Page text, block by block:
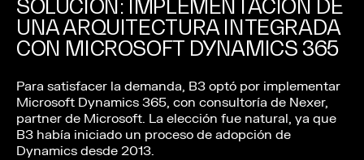
SOLUCIÓN: IMPLEMENTACIÓN DE
UNA ARQUITECTURA INTEGRADA
CON MICROSOFT DYNAMICS 365
Para satisfacer la demanda, B3 optó por implementar
Microsoft Dynamics 365, con consultoría de Nexer,
partner de Microsoft. La elección fue natural, ya que
B3 había iniciado un proceso de adopción de
Dynamics desde 2013.